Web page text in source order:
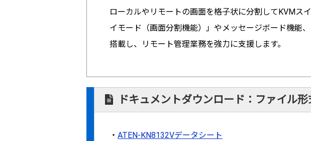
ローカルやリモートの画面を格子状に分割してKVMス
イモード（画面分割機能）」やメッセージボード機能
搭載し、リモート管理業務を強力に支援します。
ドキュメントダウンロード：ファイル形
ATEN-KN8132Vデータシート